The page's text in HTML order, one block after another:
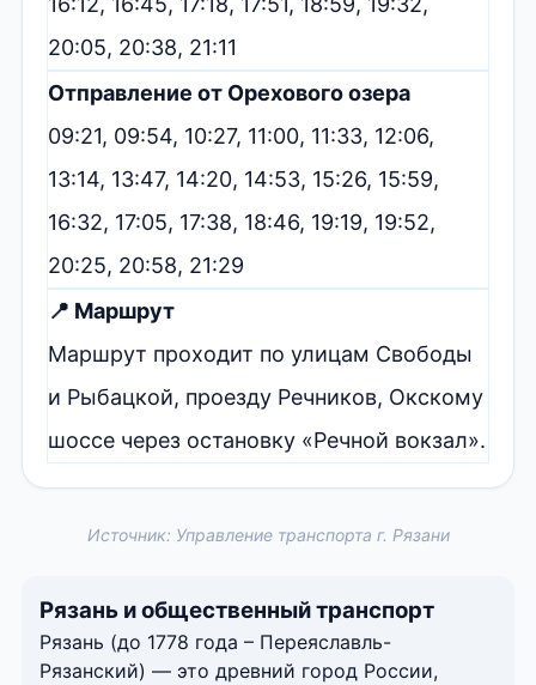
20:05, 20:38, 21:11
Отправление от Орехового озера
09:21, 09:54, 10:27, 11:00, 11:33, 12:06,
13:14, 13:47, 14:20, 14:53, 15:26, 15:59,
16:32, 17:05, 17:38, 18:46, 19:19, 19:52,
20:25, 20:58, 21:29
📍 Маршрут
Маршрут проходит по улицам Свободы
и Рыбацкой, проезду Речников, Окскому
шоссе через остановку «Речной вокзал».
Источник: Управление транспорта г. Рязани
Рязань и общественный транспорт
Рязань (до 1778 года – Переяславль-
Рязанский) — это древний город России,